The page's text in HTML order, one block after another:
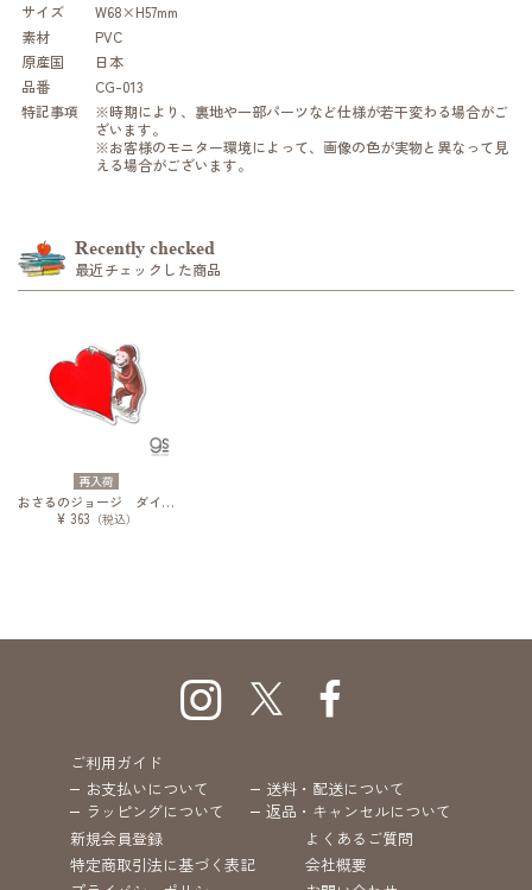
サイズ
W68×H57mm
素材
PVC
原産国
日本
品番
CG-013
特記事項
※時期により、裏地や一部パーツなど仕様が若干変わる場合がご
ざいます。
※お客様のモニター環境によって、画像の色が実物と異なって見
える場合がございます。
Recently checked
最近チェックした商品
再入荷
おさるのジョージ ダイカットステッカー 絵本 ハート
¥ 363 （税込）
ご利用ガイド
お支払いについて
送料・配送について
ラッピングについて
返品・キャンセルについて
新規会員登録
よくあるご質問
特定商取引法に基づく表記
会社概要